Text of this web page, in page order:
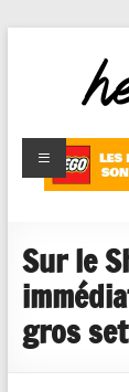
Blog LEGO,
nouveaut�s
reviews
Sur le
gros